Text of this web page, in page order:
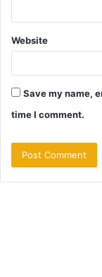
Website
Save my name,
time I comment.